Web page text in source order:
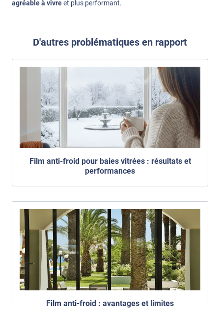
agréable à vivreet plus performant.
D'autres problématiques en rapport
Film anti-froid pour baies vitrées : résultats et
performances
Film anti-froid : avantages et limites